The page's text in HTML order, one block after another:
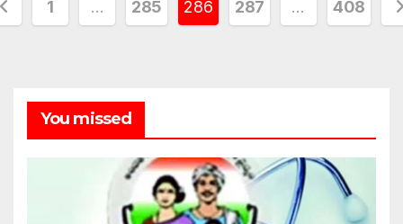
1 … 285 286 287 … 408
You missed